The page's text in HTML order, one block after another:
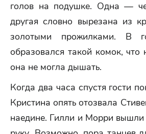
голов на подушке. Одна —
другая словно вырезана из
золотыми прожилками. В
образовался такой комок, что
она не могла дышать.
Когда два часа спустя гости
Кристина опять отозвала
наедине. Гилли и Морри вышли